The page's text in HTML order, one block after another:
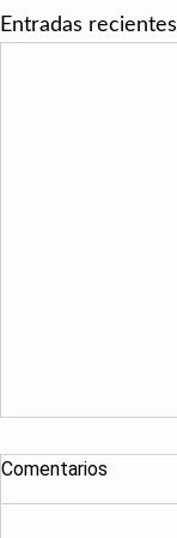
Entradas recientes
Comentarios